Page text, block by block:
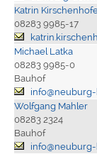
Katrin
08283 9985-17
Michael Latka
08283 9985-0
Bauhof
Wolfgang Mahler
08283 2324
Bauhof